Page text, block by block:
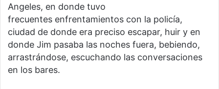
Angeles, en donde tuvo
frecuentes enfrentamientos con la policía,
ciudad de donde era preciso escapar, huir y en
donde Jim pasaba las noches fuera, bebiendo,
arrastrándose, escuchando las conversaciones
en los bares.